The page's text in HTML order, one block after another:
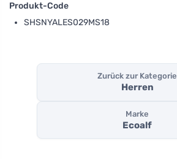
Produkt-Code
SHSNYALES029MS18
Zurück zur Kategorie
Herren
Marke
Ecoalf